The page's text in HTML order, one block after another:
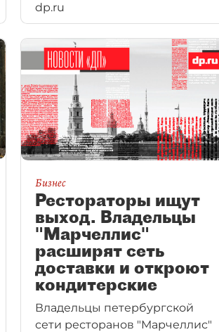
dp.ru
Бизнес
Рестораторы ищут
выход. Владельцы
"Марчеллис"
расширят сеть
доставки и откроют
кондитерские
Владельцы петербургской
сети ресторанов "Марчеллис"